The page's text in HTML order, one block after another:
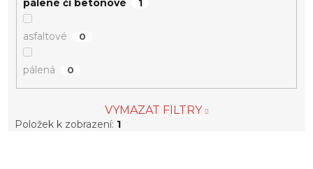
pálené či betonové 1
asfaltové 0
pálená 0
VYMAZAT FILTRY
Položek k zobrazení: 1